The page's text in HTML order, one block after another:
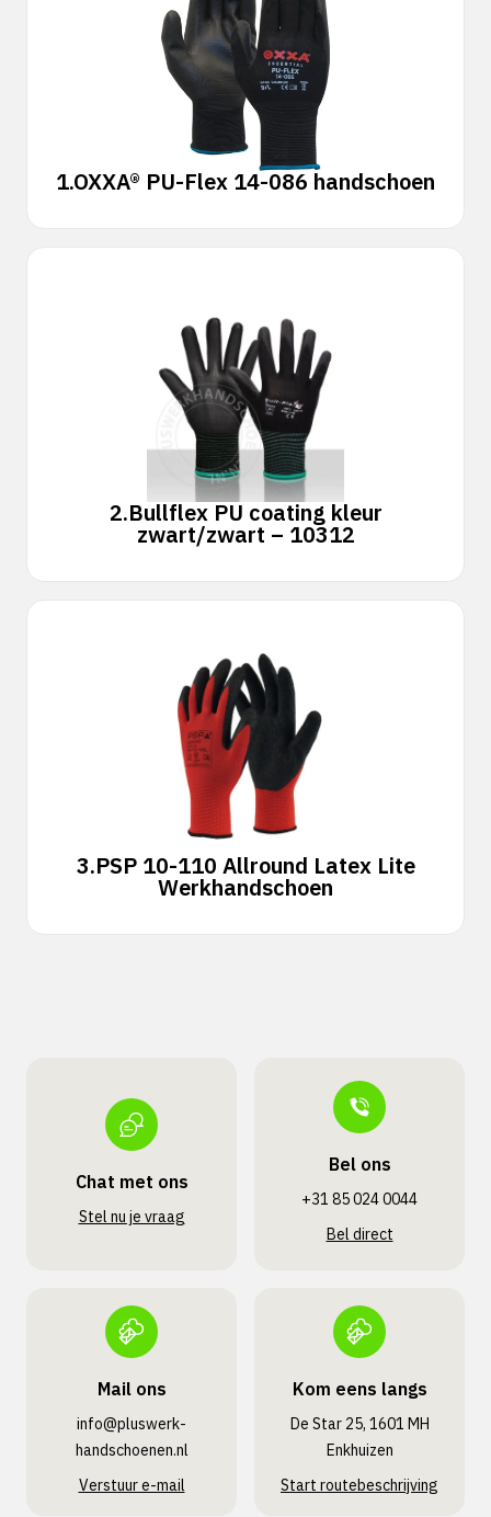
1.OXXA® PU-Flex 14-086 handschoen
2.Bullflex PU coating kleur
zwart/zwart – 10312
3.PSP 10-110 Allround Latex Lite
Werkhandschoen
Chat met ons
Stel nu je vraag
Bel ons
+31 85 024 0044
Bel direct
Mail ons
info@pluswerk­
handschoenen.nl
Verstuur e-mail
Kom eens langs
De Star 25, 1601 MH
Enkhuizen
Start routebeschrijving